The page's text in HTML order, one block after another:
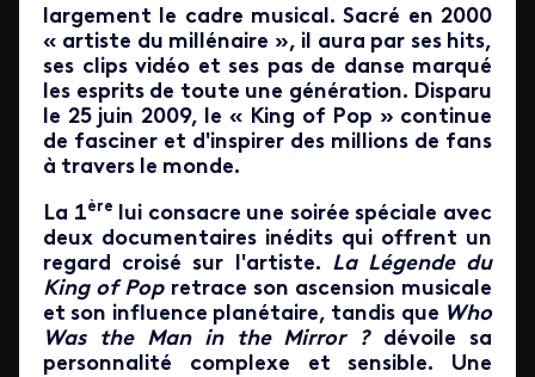
largement le cadre musical. Sacré en 2000
« artiste du millénaire », il aura par ses hits,
ses clips vidéo et ses pas de danse marqué
les esprits de toute une génération. Disparu
le 25 juin 2009, le « King of Pop » continue
de fasciner et d'inspirer des millions de fans
à travers le monde.
La 1ère lui consacre une soirée spéciale avec
deux documentaires inédits qui offrent un
regard croisé sur l'artiste. La Légende du
King of Popretrace son ascension musicale
et son influence planétaire, tandis que Who
Was the Man in the Mirror ?dévoile sa
personnalité complexe et sensible. Une